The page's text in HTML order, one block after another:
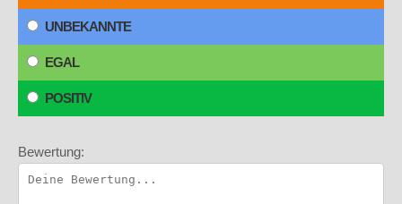
UNBEKANNTE
EGAL
POSITIV
Bewertung: